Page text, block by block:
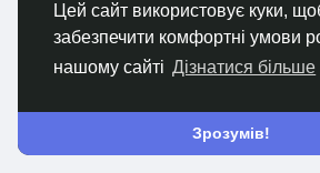
Цей сайт використовує куки,
забезпечити комфортні умови
нашому сайті Дізнатися більше
Зрозумів!